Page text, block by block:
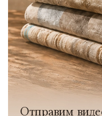
Отправим